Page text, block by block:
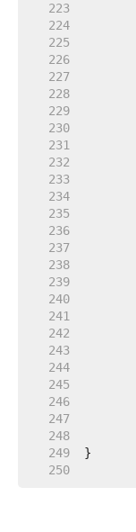
   223
   224
   225
   226
   227
   228
   229
   230
   231
   232
   233
   234
   235
   236
   237
   238
   239
   240
   241
   242
   243
   244
   245
   246
   247
   248
   249
   250